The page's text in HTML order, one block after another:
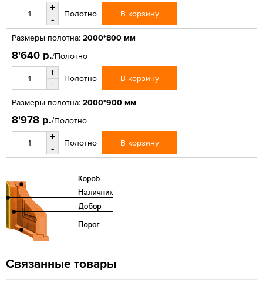
+
-
Полотно В корзину
Размеры полотна: 2000*800 мм
8'640 р./Полотно
+
-
Полотно В корзину
Размеры полотна: 2000*900 мм
8'978 р./Полотно
+
-
Полотно В корзину
Связанные товары